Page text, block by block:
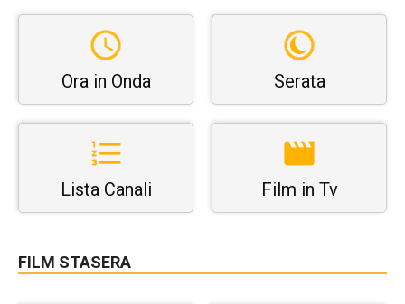
Ora in Onda Serata
Lista Canali Film in Tv
FILM STASERA